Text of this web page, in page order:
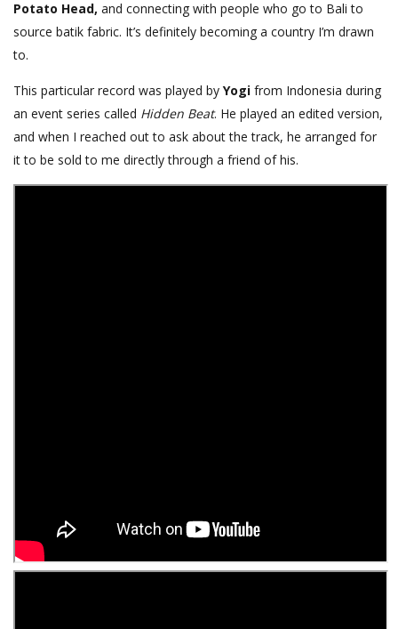
Potato Head, and connecting with people who go to Bali to
source batik fabric. It’s definitely becoming a country I’m drawn
to.
This particular record was played by Yogi from Indonesia during
an event series called Hidden Beat. He played an edited version,
and when I reached out to ask about the track, he arranged for
it to be sold to me directly through a friend of his.